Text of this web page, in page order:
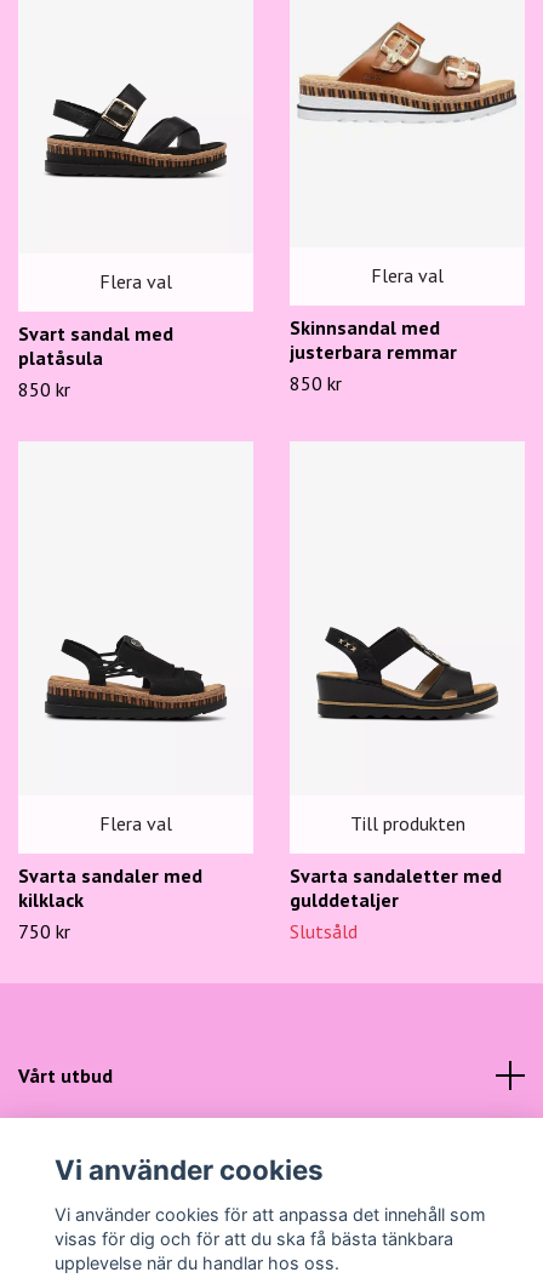
Flera val
Svart sandal med
platåsula
850 kr
Flera val
Skinnsandal med
justerbara remmar
850 kr
Flera val
Svarta sandaler med
kilklack
750 kr
Till produkten
Svarta sandaletter med
gulddetaljer
Slutsåld
Vårt utbud
Sociala medier
Vi använder cookies
Vi använder cookies för att anpassa det innehåll som
visas för dig och för att du ska få bästa tänkbara
upplevelse när du handlar hos oss.